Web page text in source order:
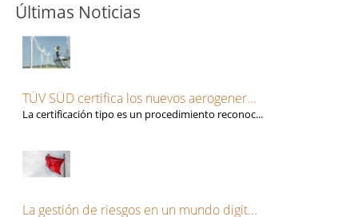
Últimas Noticias
TÜV SÜD certifica los nuevos aerogener...
La certificación tipo es un procedimiento reconoc...
La gestión de riesgos en un mundo digit...